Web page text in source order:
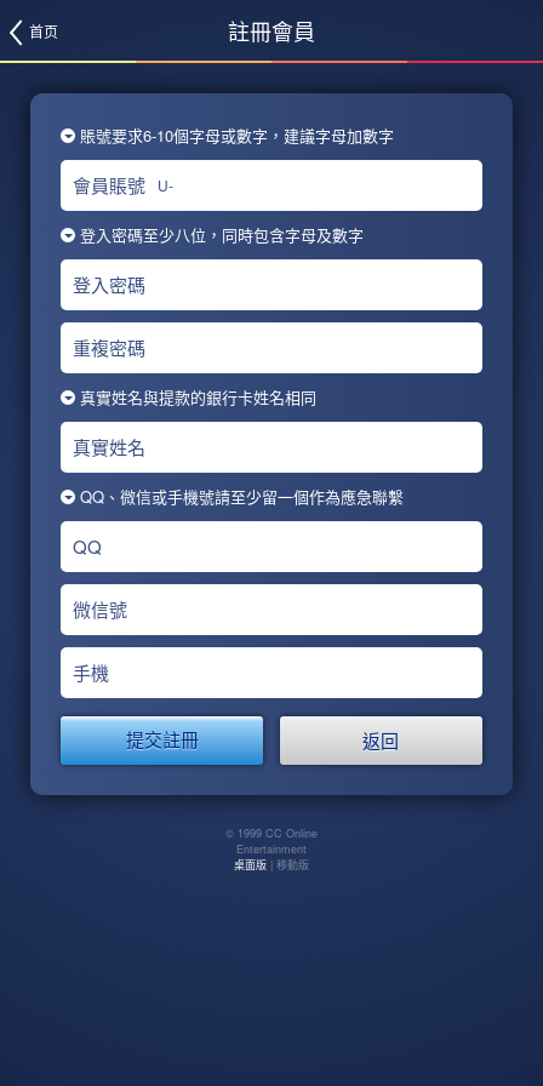
首页 註冊會員
賬號要求6-10個字母或數字，建議字母加數字
會員賬號 U-
登入密碼至少八位，同時包含字母及數字
登入密碼
重複密碼
真實姓名與提款的銀行卡姓名相同
真實姓名
QQ、微信或手機號請至少留一個作為應急聯繫
QQ
微信號
手機
返回
© 1999 CC Online
Entertainment
桌面版 | 移動版